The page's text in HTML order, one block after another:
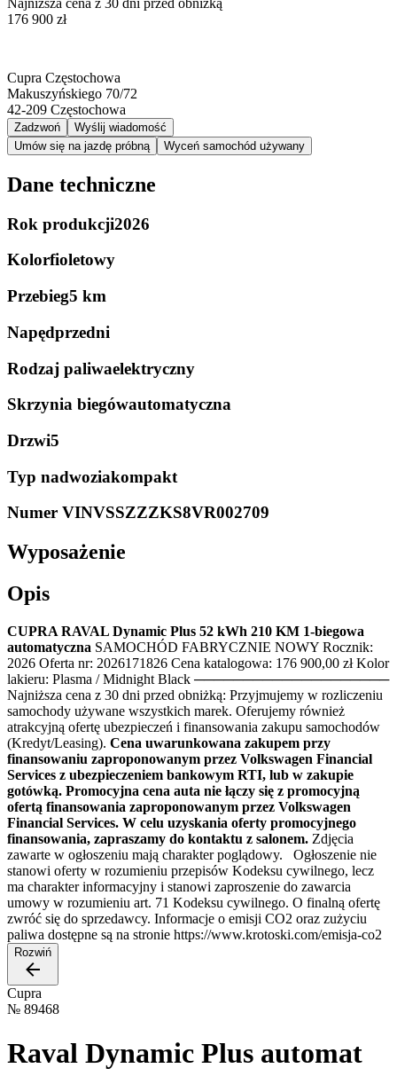
176 900 zł
Cupra Częstochowa
Makuszyńskiego 70/72
42-209 Częstochowa
Zadzwoń
Wyślij wiadomość
Umów się na jazdę próbną
Wyceń samochód używany
Dane techniczne
Rok produkcji2026
Kolorfioletowy
Przebieg5 km
Napędprzedni
Rodzaj paliwaelektryczny
Skrzynia biegówautomatyczna
Drzwi5
Typ nadwoziakompakt
Numer VINVSSZZZKS8VR002709
Wyposażenie
Opis
CUPRA RAVAL Dynamic Plus 52 kWh 210 KM 1-biegowa
automatyczna SAMOCHÓD FABRYCZNIE NOWY Rocznik:
2026 Oferta nr: 2026171826 Cena katalogowa: 176 900,00 zł Kolor
lakieru: Plasma / Midnight Black ────────────────────
Najniższa cena z 30 dni przed obniżką: Przyjmujemy w rozliczeniu
samochody używane wszystkich marek. Oferujemy również
atrakcyjną ofertę ubezpieczeń i finansowania zakupu samochodów
(Kredyt/Leasing). Cena uwarunkowana zakupem przy
finansowaniu zaproponowanym przez Volkswagen Financial
Services z ubezpieczeniem bankowym RTI, lub w zakupie
gotówką. Promocyjna cena auta nie łączy się z promocyjną
ofertą finansowania zaproponowanym przez Volkswagen
Financial Services. W celu uzyskania oferty promocyjnego
finansowania, zapraszamy do kontaktu z salonem. Zdjęcia
zawarte w ogłoszeniu mają charakter poglądowy. Ogłoszenie nie
stanowi oferty w rozumieniu przepisów Kodeksu cywilnego, lecz
ma charakter informacyjny i stanowi zaproszenie do zawarcia
umowy w rozumieniu art. 71 Kodeksu cywilnego. O finalną ofertę
zwróć się do sprzedawcy. Informacje o emisji CO2 oraz zużyciu
paliwa dostępne są na stronie https://www.krotoski.com/emisja-co2
Rozwiń
Cupra
№ 89468
Raval Dynamic Plus automat